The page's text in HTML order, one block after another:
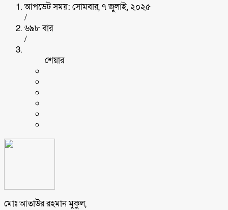
আপডেট সময়: সোমবার, ৭ জুলাই, ২০২৫
/
৬৯৮ বার
/
শেয়ার
মোঃ আতাউর রহমান মুকুল,